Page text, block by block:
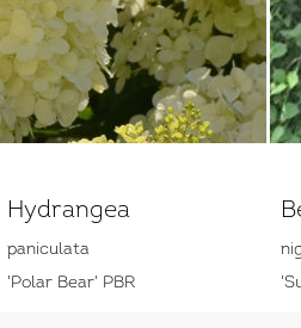
Hydrangea
paniculata
'Polar Bear' PBR